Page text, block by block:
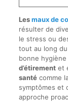
Lesmaux de
résulter de
le stress ou
tout au long
bonne
d’étirementet
santécomme
symptômes et
approche